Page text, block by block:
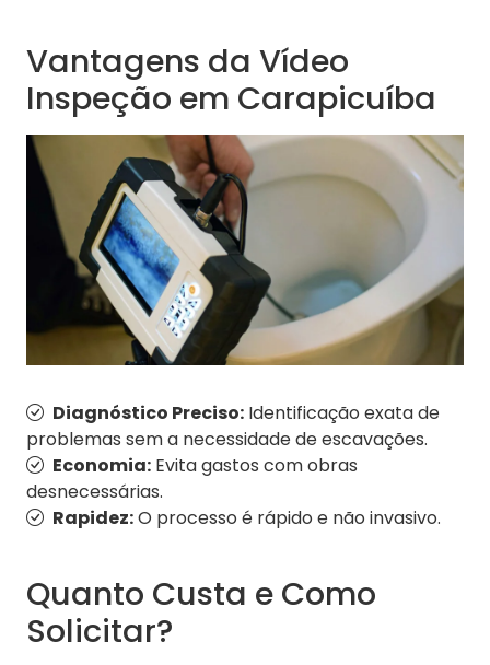
Vantagens da Vídeo
Inspeção em Carapicuíba
Diagnóstico Preciso: Identificação exata de
problemas sem a necessidade de escavações.
Economia: Evita gastos com obras
desnecessárias.
Rapidez:O processo é rápido e não invasivo.
Quanto Custa e Como
Solicitar?